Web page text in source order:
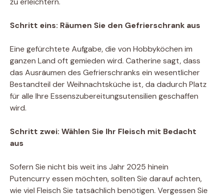
Schritt eins: Räumen Sie den Gefrierschrank aus
Eine gefürchtete Aufgabe, die von Hobbyköchen im
ganzen Land oft gemieden wird. Catherine sagt, dass
das Ausräumen des Gefrierschranks ein wesentlicher
Bestandteil der Weihnachtsküche ist, da dadurch Platz
für alle Ihre Essenszubereitungsutensilien geschaffen
wird.
Schritt zwei: Wählen Sie Ihr Fleisch mit Bedacht
aus
Sofern Sie nicht bis weit ins Jahr 2025 hinein
Putencurry essen möchten, sollten Sie darauf achten,
wie viel Fleisch Sie tatsächlich benötigen. Vergessen Sie